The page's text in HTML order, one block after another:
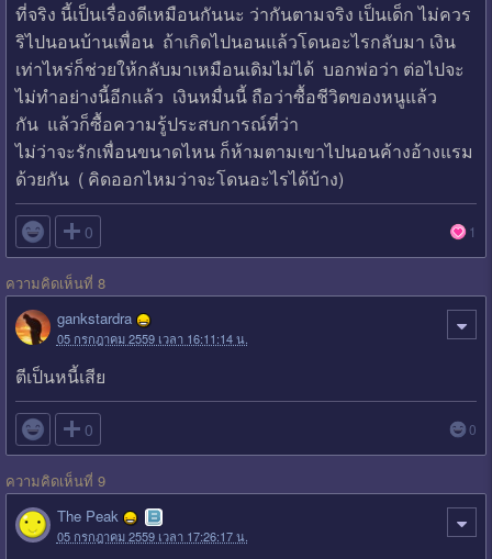
ที่จริง นี้เป็นเรื่องดีเหมือนกันนะ ว่ากันตามจริง เป็นเด็ก ไม่ควร
ริไปนอนบ้านเพื่อน ถ้าเกิดไปนอนแล้วโดนอะไรกลับมา เงิน
เท่าไหร่ก็ช่วยให้กลับมาเหมือนเดิมไม่ได้ บอกพ่อว่า ต่อไปจะ
ไม่ทำอย่างนี้อีกแล้ว เงินหมื่นนี้ ถือว่าซื้อชีวิตของหนูแล้ว
กัน แล้วก็ซื้อความรู้ประสบการณ์ที่ว่า
ไม่ว่าจะรักเพื่อนขนาดไหน ก็ห้ามตามเขาไปนอนค้างอ้างแรม
ด้วยกัน ( คิดออกไหมว่าจะโดนอะไรได้บ้าง)
 0 1
ความคิดเห็นที่ 8
gankstardra
05 กรกฎาคม 2559 เวลา 16:11:14 น.
ตีเป็นหนี้เสีย
 0 0
ความคิดเห็นที่ 9
The Peak
05 กรกฎาคม 2559 เวลา 17:26:17 น.